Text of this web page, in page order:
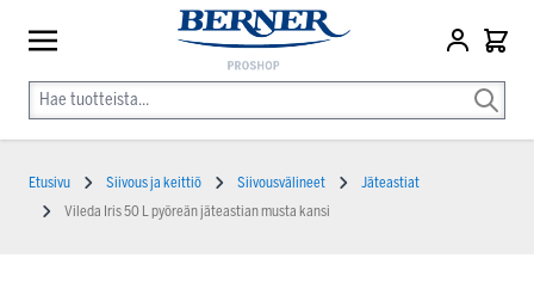
Etusivu Siivous ja keittiö Siivousvälineet
Jäteastiat
Vileda Iris 50 L pyöreän jäteastian musta kansi